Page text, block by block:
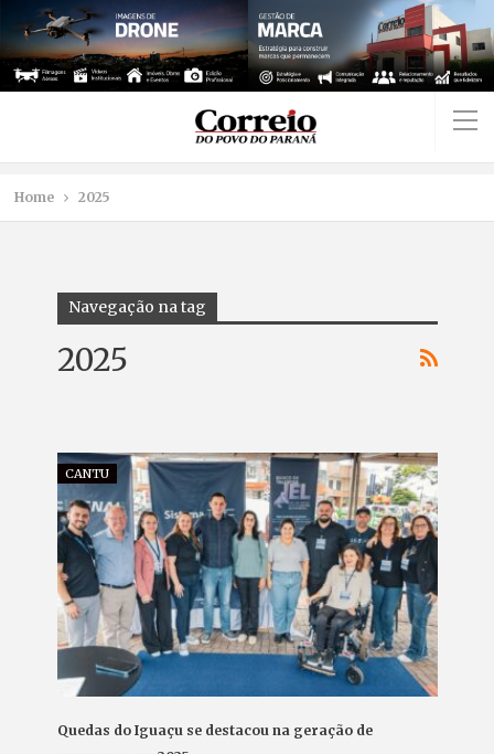
Home 2025
Navegação na tag
2025
CANTU
Quedas do Iguaçu se destacou na geração de